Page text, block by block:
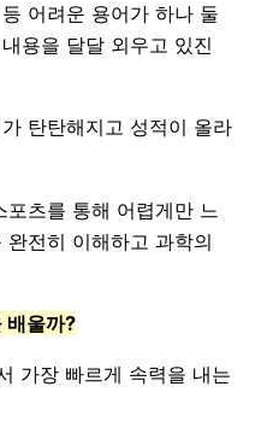
어려운 용어가 하나 둘
용을 달달 외우고 있진
탄탄해지고 성적이 올라
츠를 통해 어렵게만 느
전히 이해하고 과학의
배울까?
가장 빠르게 속력을 내는